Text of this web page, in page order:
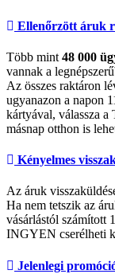
Ellenőrzött áruk
Több mint 48 000
vannak a
Az összes raktáron
ugyanazon a napon
kártyával, válassza a
másnap otthon is
Kényelmes
Az áruk
Ha nem tetszik az
vásárlástól számított
INGYEN cserélheti
Jelenlegi